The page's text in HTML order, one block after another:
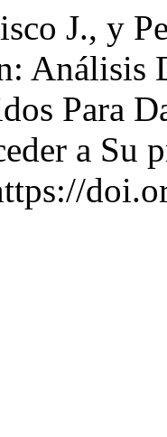
J., y
Análisis
Para
a Su